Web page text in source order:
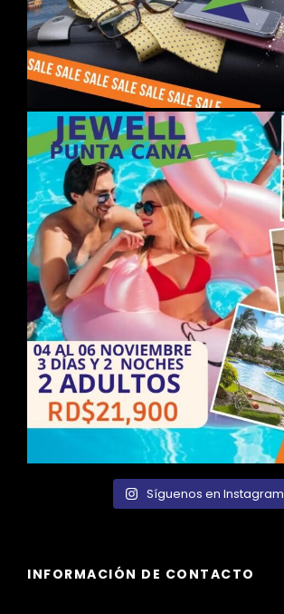
Síguenos en Instagram
INFORMACIÓN DE CONTACTO